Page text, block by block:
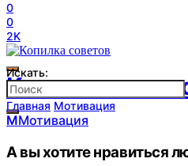
0
0
2K
Копилка
Искать:
Главная Мотивация
ММотивация
А вы хотите нравиться